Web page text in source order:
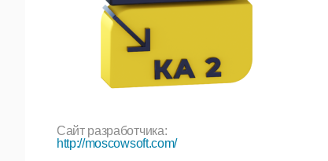
Сайт разработчика:
http://moscowsoft.com/